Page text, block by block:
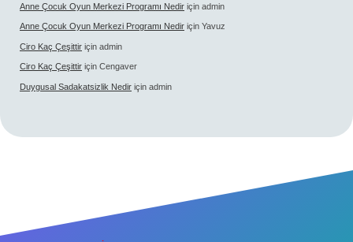
Anne Çocuk Oyun Merkezi Programı Nedir için admin
Anne Çocuk Oyun Merkezi Programı Nedir için Yavuz
Ciro Kaç Çeşittir için admin
Ciro Kaç Çeşittir için Cengaver
Duygusal Sadakatsizlik Nedir için admin